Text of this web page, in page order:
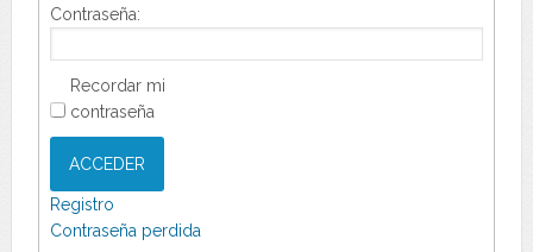
Contraseña:
Recordar mi
contraseña
ACCEDER
Registro
Contraseña perdida